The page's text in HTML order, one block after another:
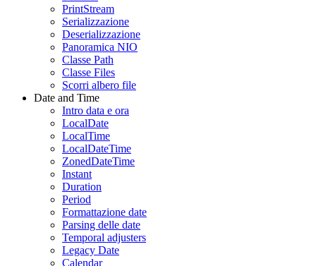
PrintStream
Serializzazione
Deserializzazione
Panoramica NIO
Classe Path
Classe Files
Scorri albero file
Date and Time
Intro data e ora
LocalDate
LocalTime
LocalDateTime
ZonedDateTime
Instant
Duration
Period
Formattazione date
Parsing delle date
Temporal adjusters
Legacy Date
Calendar